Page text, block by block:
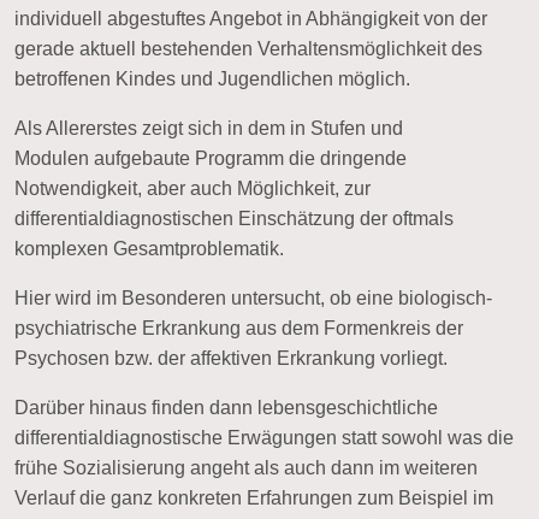
individuell abgestuftes Angebotin Abhängigkeit von der
gerade aktuell bestehenden Verhaltensmöglichkeit des
betroffenen Kindes und Jugendlichen möglich.
Als Allererstes zeigt sich in dem in Stufen und
Modulen aufgebaute Programm die dringende
Notwendigkeit, aber auch Möglichkeit, zur
differentialdiagnostischen Einschätzung der oftmals
komplexen Gesamtproblematik.
Hier wird im Besonderen untersucht, ob eine biologisch-
psychiatrische Erkrankung aus dem Formenkreis der
Psychosen bzw. der affektiven Erkrankung vorliegt.
Darüber hinaus finden dann lebensgeschichtliche
differentialdiagnostische Erwägungen statt sowohl was die
frühe Sozialisierung angeht als auch dann im weiteren
Verlauf die ganz konkreten Erfahrungen zum Beispiel im